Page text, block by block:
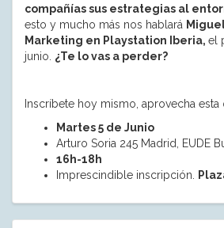
compañías sus estrategias al
esto y mucho más nos hablará
Marketing en Playstation Iberia, el
junio. ¿Te lo vas a perder?
Inscríbete hoy mismo, aprovecha esta
Martes 5 de Junio
Arturo Soria 245 Madrid, EUDE
16h-18h
Imprescindible inscripción.